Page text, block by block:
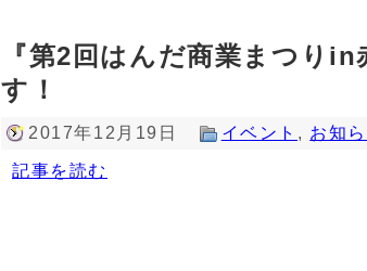
『第2回はんだ商業まつり
す！
2017年12月19日 イベント , お知
記事を読む